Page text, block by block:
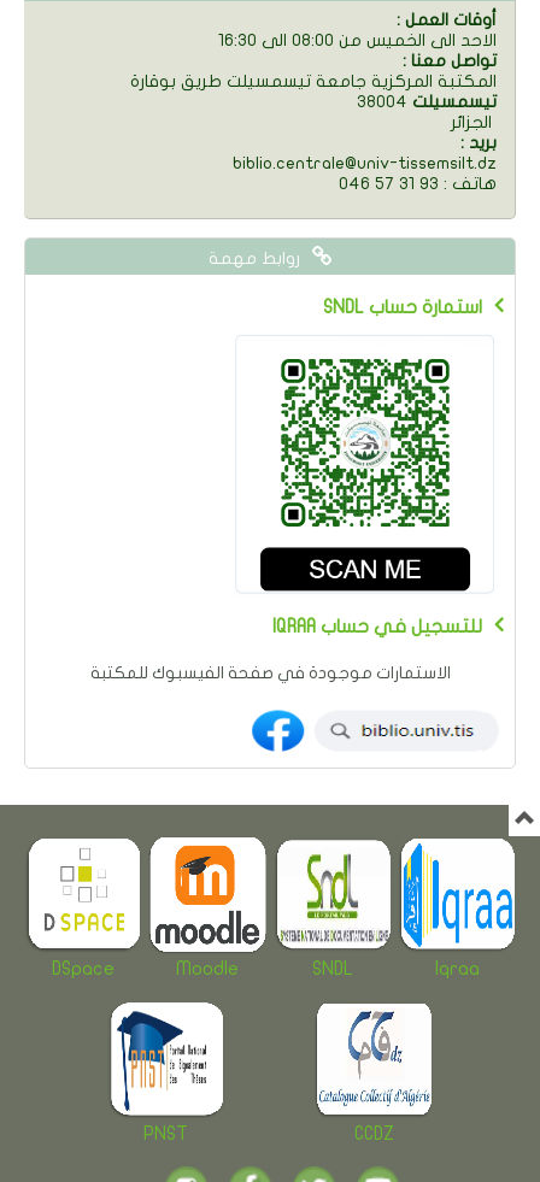
: أوقات العمل
الاحد الى الخميس من 08:00 الى 16:30
: تواصل معنا
المكتبة المركزية جامعة تيسمسيلت طريق بوقارة
38004 تيسمسيلت
: بريد
biblio.centrale@univ-tissemsilt.dz
046 57 31 93 : هاتف
روابط مهمة
SNDL استمارة حساب
IQRAA للتسجيل في حساب
الاستمارات موجودة في صفحة الفيسبوك للمكتبة
DSpace Moodle SNDL Iqraa
PNST CCDZ